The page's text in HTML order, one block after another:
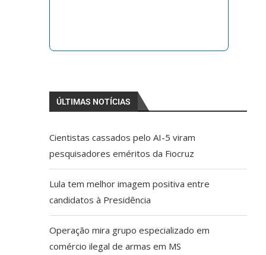
ÚLTIMAS NOTÍCIAS
Cientistas cassados pelo AI-5 viram
pesquisadores eméritos da Fiocruz
Lula tem melhor imagem positiva entre
candidatos à Presidência
Operação mira grupo especializado em
comércio ilegal de armas em MS